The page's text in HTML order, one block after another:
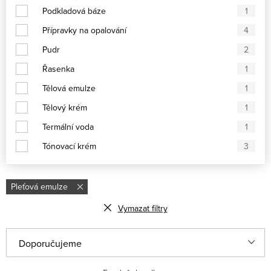
Podkladová báze
1
Přípravky na opalování
4
Pudr
2
Řasenka
1
Tělová emulze
1
Tělový krém
1
Termální voda
1
Tónovací krém
3
Pleťová emulze
Vymazat filtry
Řazení produktů
Doporučujeme